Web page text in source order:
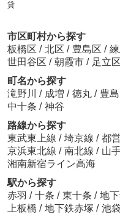
貸
市区町村から探す
板橋区 / 北区 / 豊島区 /
世田谷区 / 朝霞市 / 足立区
町名から探す
滝野川 / 成増 / 徳丸 / 豊島
中十条 / 神谷
路線から探す
東武東上線 / 埼京線 / 都
京浜東北線 / 南北線 / 山
湘南新宿ライン高海
駅から探す
赤羽 / 十条 / 東十条 / 地
上板橋 / 地下鉄赤塚 / 池袋